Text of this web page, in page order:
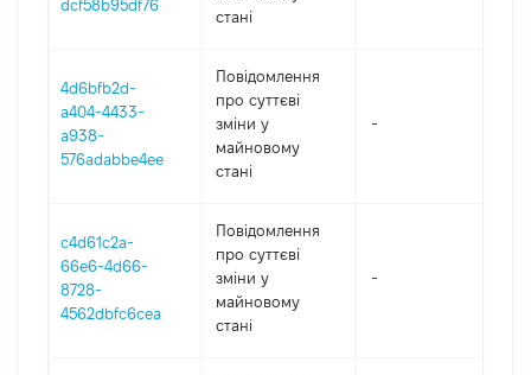
dcf58b95df76
стані
4d6bfb2d-
a404-4433-
a938-
576adabbe4ee
Повідомлення
про суттєві
зміни y
майновому
стані
-
c4d61c2a-
66e6-4d66-
8728-
4562dbfc6cea
Повідомлення
про суттєві
зміни y
майновому
стані
-